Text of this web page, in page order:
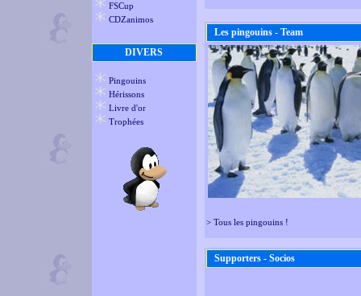
FSCup
CDZanimos
DIVERS
Pingouins
Hérissons
Livre d'or
Trophées
Les pingouins - Team
> Tous les pingouins !
Supporters - Socios